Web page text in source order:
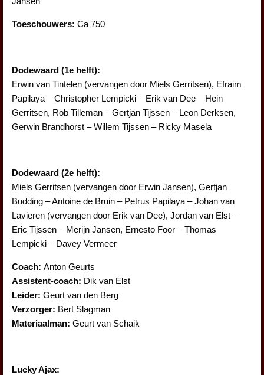
Toeschouwers: Ca 750
Dodewaard (1e helft):
Erwin van Tintelen (vervangen door Miels Gerritsen), Efraim
Papilaya – Christopher Lempicki – Erik van Dee – Hein
Gerritsen, Rob Tilleman – Gertjan Tijssen – Leon Derksen,
Gerwin Brandhorst – Willem Tijssen – Ricky Masela
Dodewaard (2e helft):
Miels Gerritsen (vervangen door Erwin Jansen), Gertjan
Budding – Antoine de Bruin – Petrus Papilaya – Johan van
Lavieren (vervangen door Erik van Dee), Jordan van Elst –
Eric Tijssen – Merijn Jansen, Ernesto Foor – Thomas
Lempicki – Davey Vermeer
Coach: Anton Geurts
Assistent-coach: Dik van Elst
Leider: Geurt van den Berg
Verzorger: Bert Slagman
Materiaalman: Geurt van Schaik
Lucky Ajax: